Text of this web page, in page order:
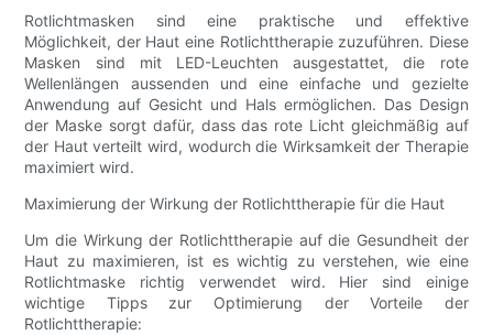
Rotlichtmasken sind eine praktische und effektive
Möglichkeit, der Haut eine Rotlichttherapie zuzuführen. Diese
Masken sind mit LED-Leuchten ausgestattet, die rote
Wellenlängen aussenden und eine einfache und gezielte
Anwendung auf Gesicht und Hals ermöglichen. Das Design
der Maske sorgt dafür, dass das rote Licht gleichmäßig auf
der Haut verteilt wird, wodurch die Wirksamkeit der Therapie
maximiert wird.
Maximierung der Wirkung der Rotlichttherapie für die Haut
Um die Wirkung der Rotlichttherapie auf die Gesundheit der
Haut zu maximieren, ist es wichtig zu verstehen, wie eine
Rotlichtmaske richtig verwendet wird. Hier sind einige
wichtige Tipps zur Optimierung der Vorteile der
Rotlichttherapie: